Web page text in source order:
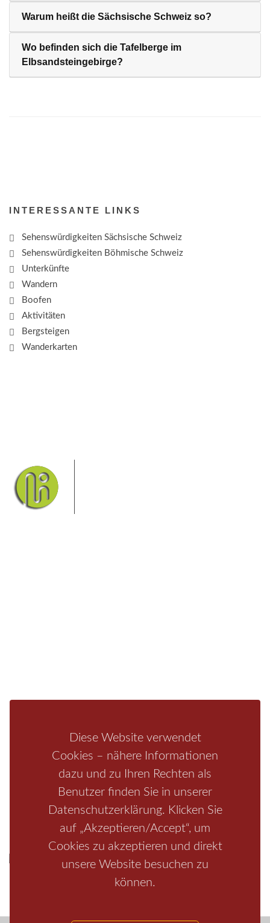
Diese Website verwendet
Cookies – nähere Informationen
dazu und zu Ihren Rechten als
Benutzer finden Sie in unserer
Datenschutzerklärung. Klicken Sie
auf „Akzeptieren/Accept“, um
Cookies zu akzeptieren und direkt
unsere Website besuchen zu
können.
Warum heißt die Sächsische Schweiz so?
Wo befinden sich die Tafelberge im
Elbsandsteingebirge?
INTERESSANTE LINKS
Sehenswürdigkeiten Sächsische Schweiz
Sehenswürdigkeiten Böhmische Schweiz
Unterkünfte
Wandern
Boofen
Aktivitäten
Bergsteigen
Wanderkarten
Camping
Malerweg Nationalpark Affensteine Schrammsteine
Bad Schandau Wehlen Rathen Hohnstein
Königstein Kirnitzschtal Wellness Boofen Mediathek